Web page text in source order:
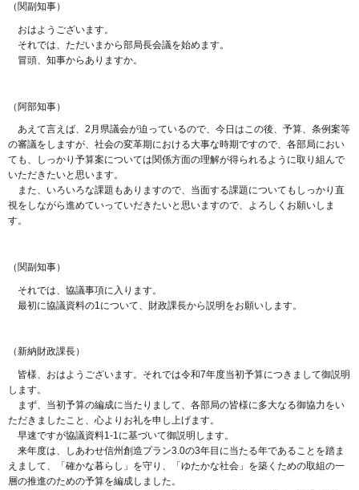
（関副知事）
おはようございます。
それでは、ただいまから部局長会議を始めます。
冒頭、知事からありますか。
（阿部知事）
あえて言えば、2月県議会が迫っているので、今日はこの後、予算、条例案等
の審議をしますが、社会の変革期における大事な時期ですので、各部局におい
ても、しっかり予算案については関係方面の理解が得られるように取り組んで
いただきたいと思います。
また、いろいろな課題もありますので、当面する課題についてもしっかり直
視をしながら進めていっていだきたいと思いますので、よろしくお願いしま
す。
（関副知事）
それでは、協議事項に入ります。
最初に協議資料の1について、財政課長から説明をお願いします。
（新納財政課長）
皆様、おはようございます。それでは令和7年度当初予算につきまして御説明
します。
まず、当初予算の編成に当たりまして、各部局の皆様に多大なる御協力をい
ただきましたこと、心よりお礼を申し上げます。
早速ですが協議資料1-1に基づいて御説明します。
来年度は、しあわせ信州創造プラン3.0の3年目に当たる年であることを踏ま
えまして、「確かな暮らし」を守り、「ゆたかな社会」を築くための取組の一
層の推進のための予算を編成しました。